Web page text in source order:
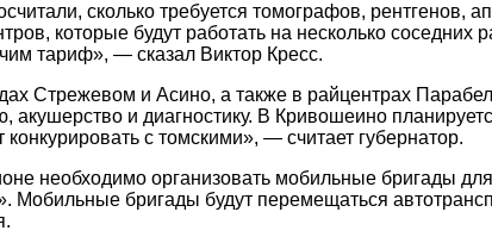
сколько требуется томографов, рентгенов,
которые будут работать на несколько
тариф», — сказал Виктор Кресс.
Стрежевом и Асино, а также в райцентрах
и диагностику. В Кривошеино
с томскими», — считает губернатор.
необходимо организовать мобильные бригады
Мобильные бригады будут перемещаться